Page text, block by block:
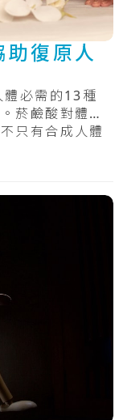
復原人
必需的13種
菸鹼酸對體內
只有合成人體